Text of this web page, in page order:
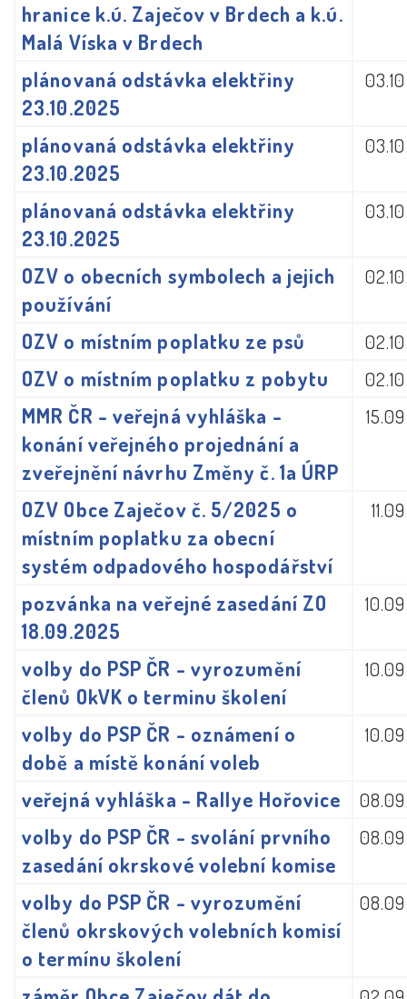
hranice k.ú. Zaječov v Brdech a k.ú.
Malá Víska v Brdech
plánovaná odstávka elektřiny
23.10.2025
plánovaná odstávka elektřiny
23.10.2025
plánovaná odstávka elektřiny
23.10.2025
OZV o obecních symbolech a jejich
používání
OZV o místním poplatku ze psů
OZV o místním poplatku z pobytu
MMR ČR - veřejná vyhláška -
konání veřejného projednání a
zveřejnění návrhu Změny č. 1a ÚRP
OZV Obce Zaječov č. 5/2025 o
místním poplatku za obecní
systém odpadového hospodářství
pozvánka na veřejné zasedání ZO
18.09.2025
volby do PSP ČR - vyrozumění
členů OkVK o terminu školení
volby do PSP ČR - oznámení o
době a místě konání voleb
veřejná vyhláška - Rallye Hořovice
volby do PSP ČR - svolání prvního
zasedání okrskové volební komise
volby do PSP ČR - vyrozumění
členů okrskových volebních komisí
o termínu školení